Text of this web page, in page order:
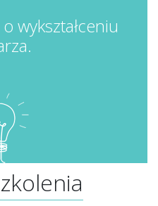
wykształceniu